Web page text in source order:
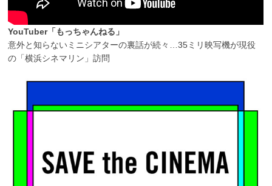
YouTuber「もっちゃんねる」
意外と知らないミニシアターの裏話が続々…35ミリ映写機が現役
の「横浜シネマリン」訪問